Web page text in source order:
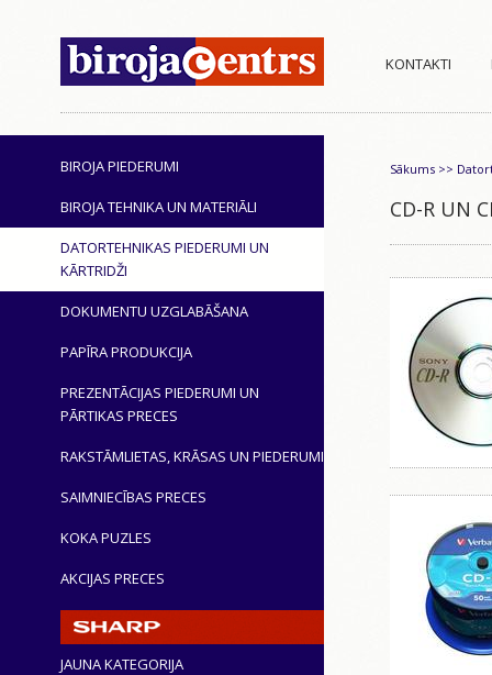
KONTAKTI
BIROJA PIEDERUMI
BIROJA TEHNIKA UN MATERIĀLI
DATORTEHNIKAS PIEDERUMI UN
KĀRTRIDŽI
DOKUMENTU UZGLABĀŠANA
PAPĪRA PRODUKCIJA
PREZENTĀCIJAS PIEDERUMI UN
PĀRTIKAS PRECES
RAKSTĀMLIETAS, KRĀSAS UN PIEDERUMI
SAIMNIECĪBAS PRECES
KOKA PUZLES
AKCIJAS PRECES
JAUNA KATEGORIJA
Sākums >>
CD-R UN